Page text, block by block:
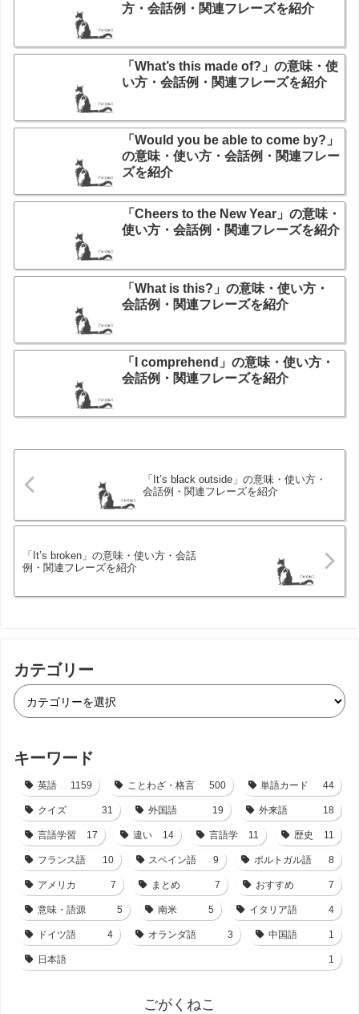
方・会話例・関連フレーズを紹介
「What’s this made of?」の意味・使
い方・会話例・関連フレーズを紹介
「Would you be able to come by?」
の意味・使い方・会話例・関連フレー
ズを紹介
「Cheers to the New Year」の意味・
使い方・会話例・関連フレーズを紹介
「What is this?」の意味・使い方・
会話例・関連フレーズを紹介
「I comprehend」の意味・使い方・
会話例・関連フレーズを紹介
「It’s black outside」の意味・使い方・
会話例・関連フレーズを紹介
「It’s broken」の意味・使い方・会話
例・関連フレーズを紹介
カテゴリー
キーワード
英語 1159 ことわざ・格言 500 単語カード 44
クイズ 31 外国語 19 外来語 18
言語学習 17 違い 14 言語学 11 歴史 11
フランス語 10 スペイン語 9 ポルトガル語 8
アメリカ 7 まとめ 7 おすすめ 7
意味・語源 5 南米 5 イタリア語 4
ドイツ語 4 オランダ語 3 中国語 1
日本語 1
ごがくねこ